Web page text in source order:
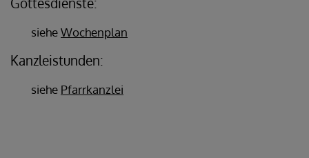
sieheWochenplan
Kanzleistunden:
siehe Pfarrkanzlei